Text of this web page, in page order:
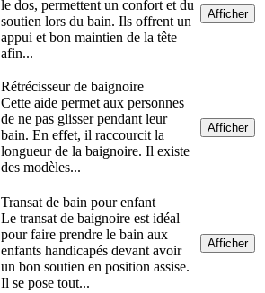
le dos, permettent un confort et du
soutien lors du bain. Ils offrent un
appui et bon maintien de la tête
afin...
Afficher
Rétrécisseur de baignoire
Cette aide permet aux personnes
de ne pas glisser pendant leur
bain. En effet, il raccourcit la
longueur de la baignoire. Il existe
des modèles...
Afficher
Transat de bain pour enfant
Le transat de baignoire est idéal
pour faire prendre le bain aux
enfants handicapés devant avoir
un bon soutien en position assise.
Il se pose tout...
Afficher